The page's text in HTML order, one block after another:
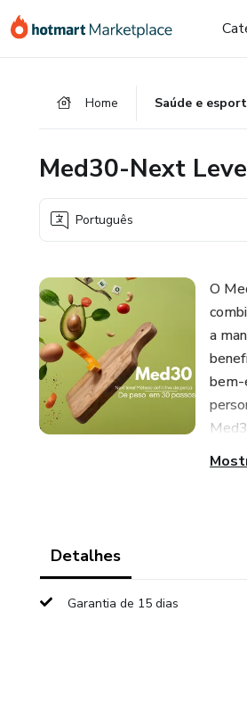
para
para
para
Home Saúde e
Med30-Next
Português
O
a
bem-
Detalhes
Garantia de 15 dias